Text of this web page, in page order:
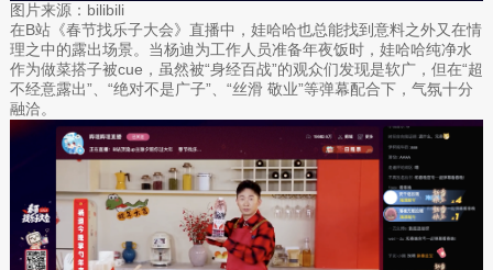
图片来源：bilibili
在B站《春节找乐子大会》直播中，娃哈哈也总能找到意料之外又在情
理之中的露出场景。当杨迪为工作人员准备年夜饭时，娃哈哈纯净水
作为做菜搭子被cue，虽然被“身经百战”的观众们发现是软广，但在“超
不经意露出”、“绝对不是广子”、“丝滑 敬业”等弹幕配合下，气氛十分
融洽。